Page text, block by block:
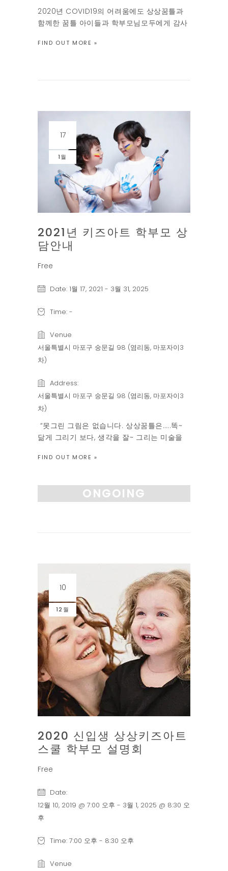
2020년 COVID19의 어려움에도 상상꿈틀과
함께한 꿈틀 아이들과 학부모님모두에게 감사
이합니다. 학원계단을 힘들게 엄마손을 잡고
FIND OUT MORE »
17
1월
2021년 키즈아트 학부모 상
담안내
Free
Date: 1월 17, 2021 - 3월 31, 2025
Time: -
Venue
서울특별시 마포구 숭문길 98 (염리동, 마포자이3
차)
Address:
서울특별시 마포구 숭문길 98 (염리동, 마포자이3
차)
“못그린 그림은 없습니다. 상상꿈틀은…..똑~
닮게 그리기 보다, 생각을 잘~ 그리는 미술을
호응해주는 순간이 미술수업의 시작입니다.” 1
에 해야할 여러가지 요소들을 체크하고 스토리
텔링 의 시간을 충분히 선행하며, 적어도 1시간
FIND OUT MORE »
ONGOING
10
12월
2020 신입생 상상키즈아트
스쿨 학부모 설명회
Free
Date:
12월 10, 2019 @ 7:00 오후 - 3월 1, 2025 @ 8:30 오
후
Time: 7:00 오후 - 8:30 오후
Venue